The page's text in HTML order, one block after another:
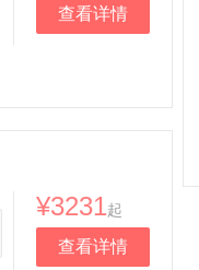
查看详情
¥3231起
查看详情